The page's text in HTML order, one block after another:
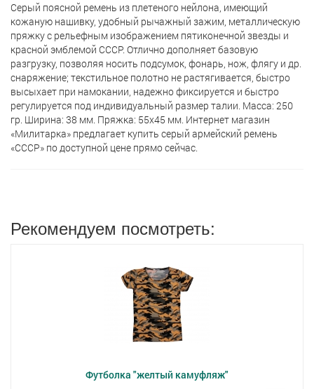
Серый поясной ремень из плетеного нейлона, имеющий
кожаную нашивку, удобный рычажный зажим, металлическую
пряжку с рельефным изображением пятиконечной звезды и
красной эмблемой СССР. Отлично дополняет базовую
разгрузку, позволяя носить подсумок, фонарь, нож, флягу и др.
снаряжение; текстильное полотно не растягивается, быстро
высыхает при намокании, надежно фиксируется и быстро
регулируется под индивидуальный размер талии. Масса: 250
гр. Ширина: 38 мм. Пряжка: 55x45 мм. Интернет магазин
«Милитарка» предлагает кyпить серый армейский ремень
«СССР» по доступной цене прямо сейчас.
Рекомендуем посмотреть:
Футболка "желтый камуфляж"